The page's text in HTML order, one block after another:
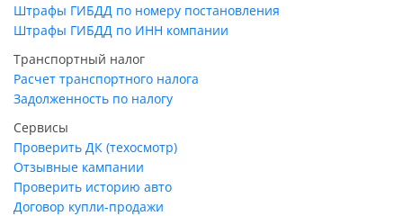
Штрафы ГИБДД по номеру постановления
Штрафы ГИБДД по ИНН компании
Транспортный налог
Расчет транспортного налога
Задолженность по налогу
Сервисы
Проверить ДК (техосмотр)
Отзывные кампании
Проверить историю авто
Договор купли-продажи